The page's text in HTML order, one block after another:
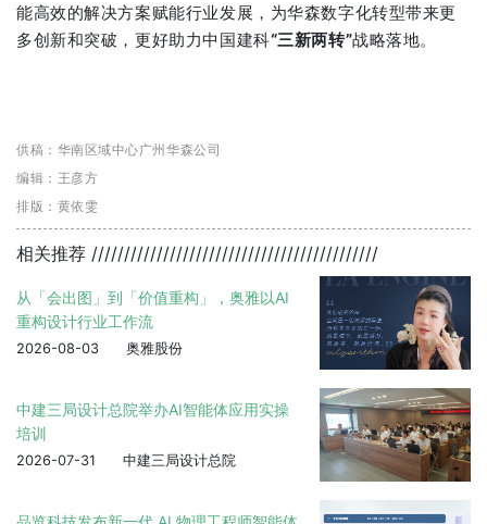
能高效的解决方案赋能行业发展，为华森数字化转型带来更
多创新和突破，更好助力中国建科“三新两转”战略落地。
供稿：华南区域中心广州华森公司
编辑： 王彦方
排版：黄依雯
相关推荐 ////////////////////////////////////////////
从「会出图」到「价值重构」，奥雅以AI
重构设计行业工作流
2026-08-03 奥雅股份
中建三局设计总院举办AI智能体应用实操
培训
2026-07-31 中建三局设计总院